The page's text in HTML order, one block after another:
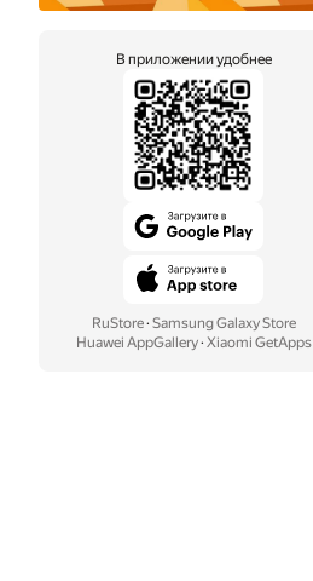
В приложении удобнее
RuStore· Samsung Galaxy Store
Huawei AppGallery· Xiaomi GetApps